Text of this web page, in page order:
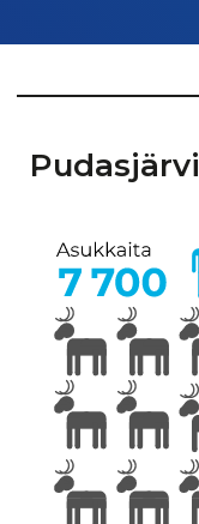
Pudasjärvi